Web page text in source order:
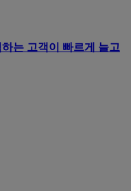
는 고객이 빠르게 늘고